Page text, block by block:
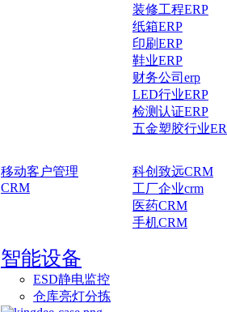
装修工程ERP
纸箱ERP
印刷ERP
鞋业ERP
财务公司erp
LED行业ERP
检测认证ERP
五金塑胶行业
移动客户管理
CRM
科创致远CRM
工厂企业crm
医药CRM
手机CRM
智能设备
ESD静电监控
仓库亮灯分拣